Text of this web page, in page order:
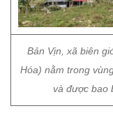
Bản Vịn, xã biên
Hóa) nằm trong
và được bao